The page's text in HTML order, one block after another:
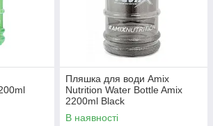
Пляшка для води Amix
Nutrition Water Bottle Amix
2200ml Black
В наявності